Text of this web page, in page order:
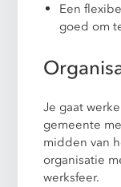
Een
goed om
Je gaat
gemeente
midden van
organisatie
werksfeer.